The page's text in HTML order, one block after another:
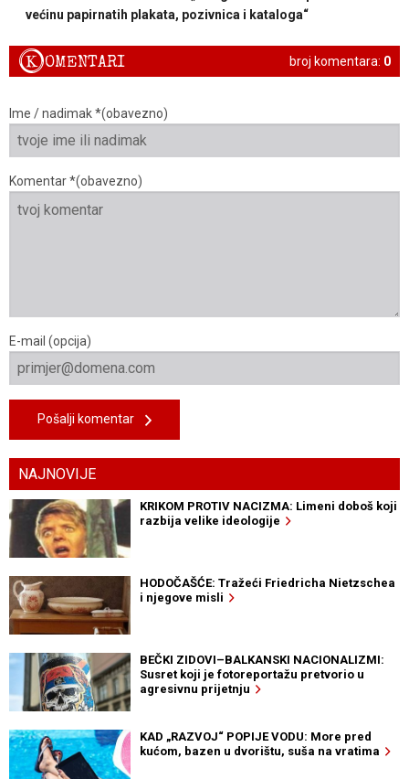
većinu papirnatih plakata, pozivnica i kataloga“
broj komentara: 0
KOMENTARI
Ime / nadimak *(obavezno)
Komentar *(obavezno)
E-mail (opcija)
Pošalji komentar
NAJNOVIJE
KRIKOM PROTIV NACIZMA: Limeni doboš koji
razbija velike ideologije
HODOČAŠĆE: Tražeći Friedricha Nietzschea
i njegove misli
BEČKI ZIDOVI–BALKANSKI NACIONALIZMI:
Susret koji je fotoreportažu pretvorio u
agresivnu prijetnju
KAD „RAZVOJ“ POPIJE VODU: More pred
kućom, bazen u dvorištu, suša na vratima